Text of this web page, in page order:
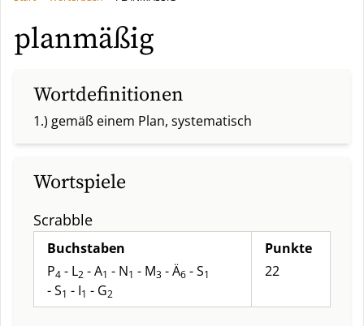
planmäßig
Wortdefinitionen
1.) gemäß einem Plan, systematisch
Wortspiele
Scrabble
Buchstaben
P4 - L2 - A1 - N1 - M3 - Ä6 - S1
- S1 - I1 - G2
Punkte
22